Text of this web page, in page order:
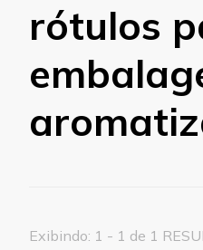
rótulos
Exibindo: 1 - 1 de 1